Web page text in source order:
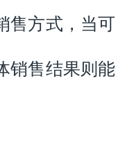
售方式，当可
销售结果则能